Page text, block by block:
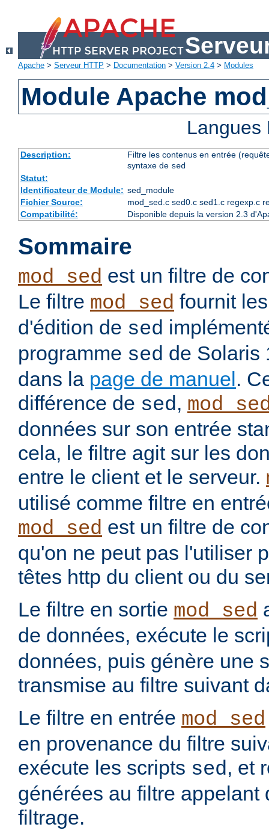
Apache > Serveur HTTP > Documentation > Version 2.4 > Modules
Module Apache
Description:
Filtre les contenus en entrée
syntaxe de sed
Statut:
Identificateur de Module: sed_module
Fichier Source:
mod_sed.c sed0.c sed1.c regexp.c
Compatibilité:
Disponible depuis la version 2.3
Sommaire
mod_sed est un filtre de
Le filtre mod_sed fournit
d'édition de sed
programme sed de Solaris
dans la page de manuel .
différence de sed,
données sur son entrée
cela, le filtre agit sur les
entre le client et le serveur.
utilisé comme filtre en
mod_sed est un filtre de
qu'on ne peut pas l'utiliser
têtes http du client ou du
Le filtre en sortie mod_sed
de données, exécute le
données, puis génère une
transmise au filtre suivant
Le filtre en entrée mod_sed
en provenance du filtre
exécute les scripts sed, et
générées au filtre appelant
filtrage.